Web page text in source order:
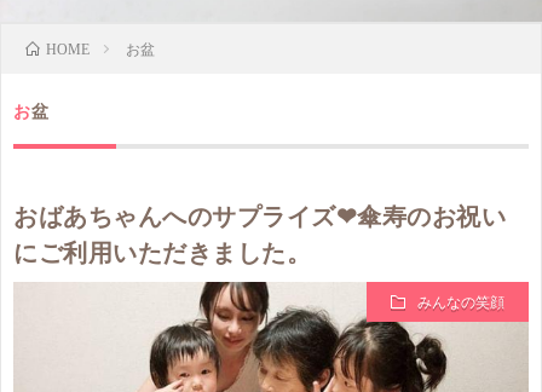
HOME お盆
お盆
おばあちゃんへのサプライズ❤傘寿のお祝い
にご利用いただきました。
みんなの笑顔